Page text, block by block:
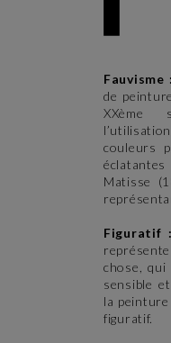
Fauvisme :
de
XXème
couleurs
Matisse
Figuratif
chose, qui
sensible
la
figuratif.